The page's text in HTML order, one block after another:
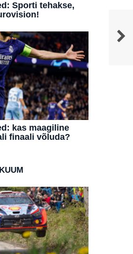
Sporti tehakse,
kas maagiline
finaali võluda?
KUUM